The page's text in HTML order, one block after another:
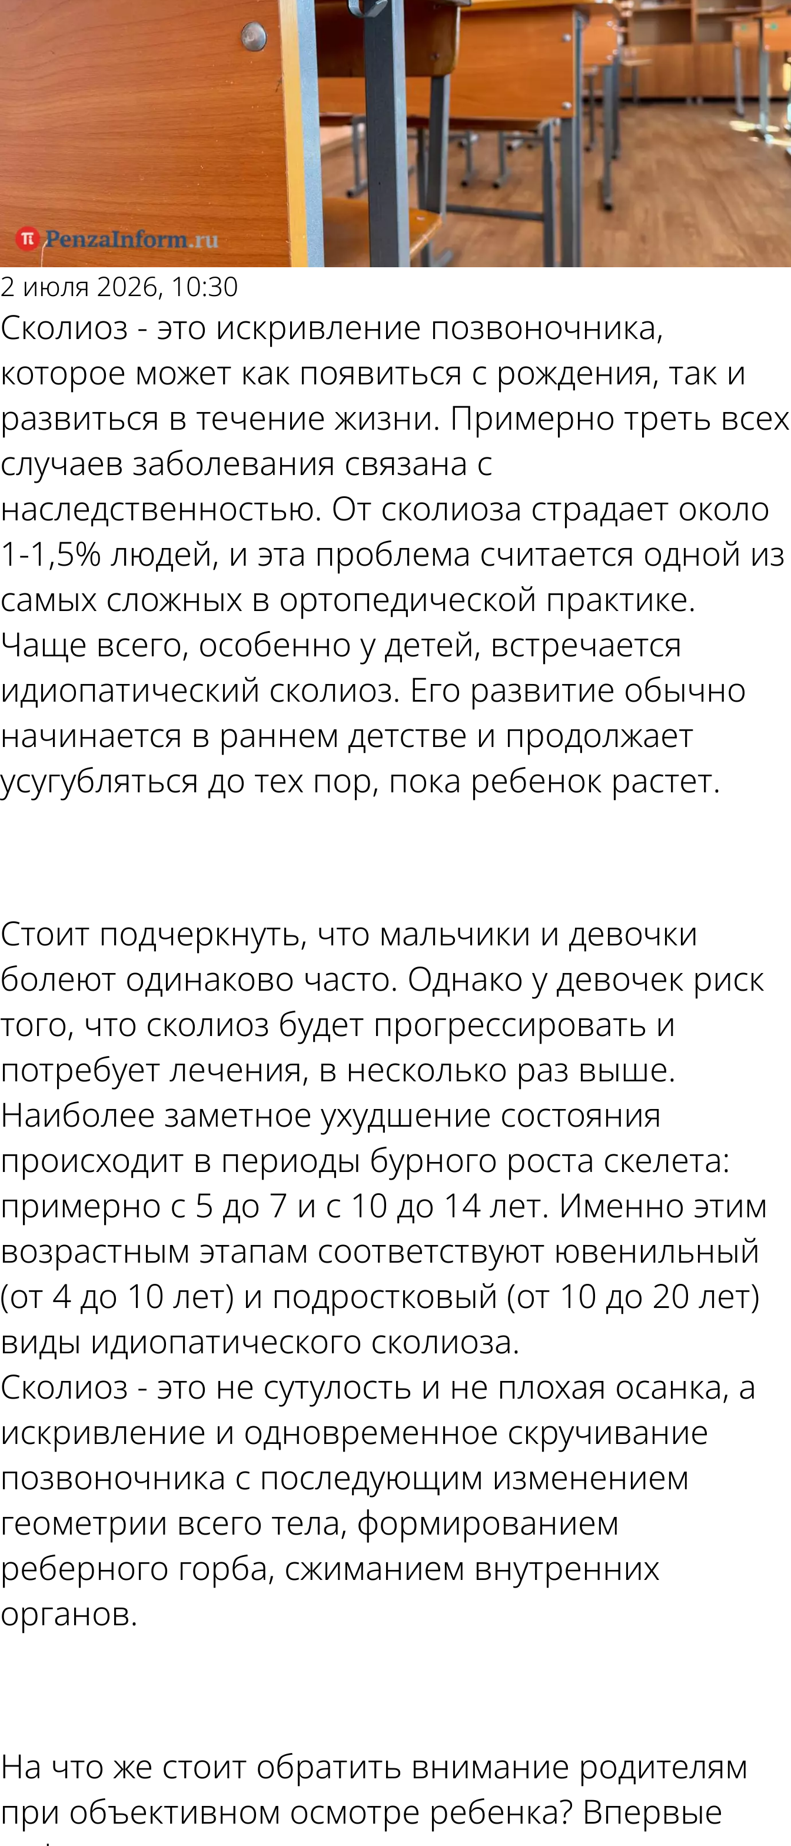
2 июля 2026, 10:30
Сколиоз - это искривление позвоночника,
которое может как появиться с рождения, так и
развиться в течение жизни. Примерно треть всех
случаев заболевания связана с
наследственностью. От сколиоза страдает около
1-1,5% людей, и эта проблема считается одной из
самых сложных в ортопедической практике.
Чаще всего, особенно у детей, встречается
идиопатический сколиоз. Его развитие обычно
начинается в раннем детстве и продолжает
усугубляться до тех пор, пока ребенок растет.
Стоит подчеркнуть, что мальчики и девочки
болеют одинаково часто. Однако у девочек риск
того, что сколиоз будет прогрессировать и
потребует лечения, в несколько раз выше.
Наиболее заметное ухудшение состояния
происходит в периоды бурного роста скелета:
примерно с 5 до 7 и с 10 до 14 лет. Именно этим
возрастным этапам соответствуют ювенильный
(от 4 до 10 лет) и подростковый (от 10 до 20 лет)
виды идиопатического сколиоза.
Сколиоз - это не сутулость и не плохая осанка, а
искривление и одновременное скручивание
позвоночника с последующим изменением
геометрии всего тела, формированием
реберного горба, сжиманием внутренних
органов.
На что же стоит обратить внимание родителям
при объективном осмотре ребенка? Впервые